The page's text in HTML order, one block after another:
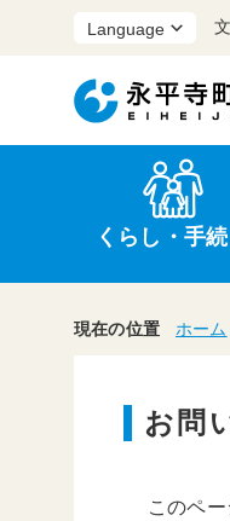
くらし・手続
上水道
申請書
防災
医療
保育・
農業・林
行政
広報
現在の位置 ホーム
お問
このペ